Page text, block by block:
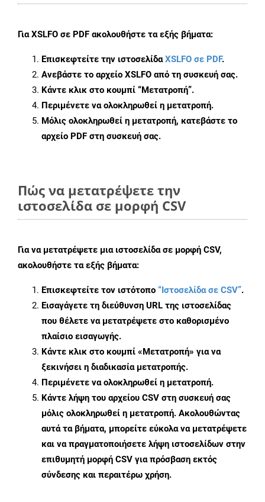
ΓιαXSLFO σε PDF ακολουθήστε τα εξής βήματα:
Επισκεφτείτε την ιστοσελίδαXSLFO σε PDF.
Ανεβάστε το αρχείο XSLFO από τη συσκευή σας.
Κάντε κλικ στο κουμπί “Μετατροπή”.
Περιμένετε να ολοκληρωθεί η μετατροπή.
Μόλις ολοκληρωθεί η μετατροπή, κατεβάστε το
αρχείο PDF στη συσκευή σας.
Πώς να μετατρέψετε την
ιστοσελίδα σε μορφή CSV
Για να μετατρέψετε μια ιστοσελίδα σε μορφή CSV,
ακολουθήστε τα εξής βήματα:
Επισκεφτείτε τον ιστότοπο “Ιστοσελίδα σε CSV”.
Εισαγάγετε τη διεύθυνση URL της ιστοσελίδας
που θέλετε να μετατρέψετε στο καθορισμένο
πλαίσιο εισαγωγής.
Κάντε κλικ στο κουμπί «Μετατροπή» για να
ξεκινήσει η διαδικασία μετατροπής.
Περιμένετε να ολοκληρωθεί η μετατροπή.
Κάντε λήψη του αρχείου CSV στη συσκευή σας
μόλις ολοκληρωθεί η μετατροπή. Ακολουθώντας
αυτά τα βήματα, μπορείτε εύκολα να μετατρέψετε
και να πραγματοποιήσετε λήψη ιστοσελίδων στην
επιθυμητή μορφή CSV για πρόσβαση εκτός
σύνδεσης και περαιτέρω χρήση.